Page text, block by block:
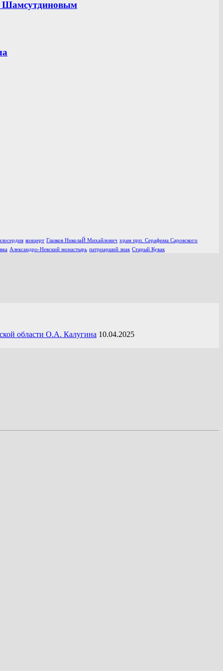
Шамсутдиновым
концерт Глазков НиколаЙ Михайлович храм прп. Серафима Саровского
Александро-Невский монастырь патриарший знак Старый Кувак
области О.А. Калугина 10.04.2025